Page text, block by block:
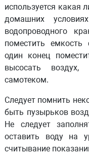
используется какая
домашних
водопроводного
поместить
один конец
высосать
самотеком.
Следует помнить
быть пузырьков
Не следует
оставить воду на
считывание